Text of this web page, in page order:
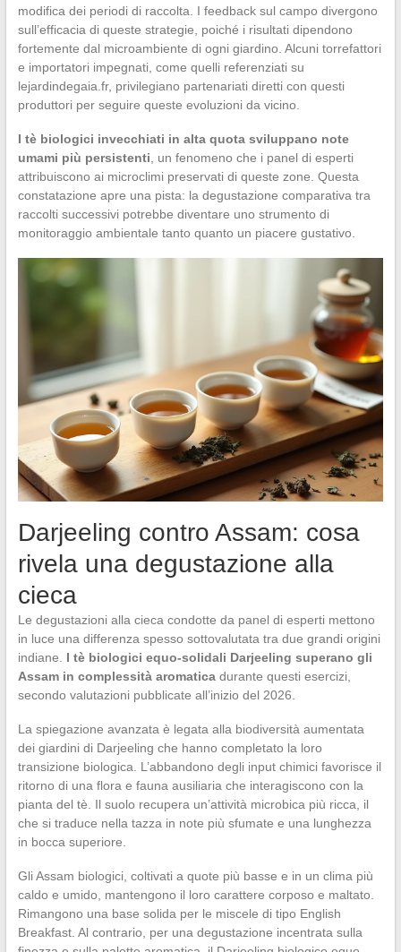
modifica dei periodi di raccolta. I feedback sul campo divergono
sull’efficacia di queste strategie, poiché i risultati dipendono
fortemente dal microambiente di ogni giardino. Alcuni torrefattori
e importatori impegnati, come quelli referenziati su
lejardindegaia.fr, privilegiano partenariati diretti con questi
produttori per seguire queste evoluzioni da vicino.
I tè biologici invecchiati in alta quota sviluppano note
umami più persistenti , un fenomeno che i panel di esperti
attribuiscono ai microclimi preservati di queste zone. Questa
constatazione apre una pista: la degustazione comparativa tra
raccolti successivi potrebbe diventare uno strumento di
monitoraggio ambientale tanto quanto un piacere gustativo.
Darjeeling contro Assam: cosa
rivela una degustazione alla
cieca
Le degustazioni alla cieca condotte da panel di esperti mettono
in luce una differenza spesso sottovalutata tra due grandi origini
indiane. I tè biologici equo-solidali Darjeeling superano gli
Assam in complessità aromaticadurante questi esercizi,
secondo valutazioni pubblicate all’inizio del 2026.
La spiegazione avanzata è legata alla biodiversità aumentata
dei giardini di Darjeeling che hanno completato la loro
transizione biologica. L’abbandono degli input chimici favorisce il
ritorno di una flora e fauna ausiliaria che interagiscono con la
pianta del tè. Il suolo recupera un’attività microbica più ricca, il
che si traduce nella tazza in note più sfumate e una lunghezza
in bocca superiore.
Gli Assam biologici, coltivati a quote più basse e in un clima più
caldo e umido, mantengono il loro carattere corposo e maltato.
Rimangono una base solida per le miscele di tipo English
Breakfast. Al contrario, per una degustazione incentrata sulla